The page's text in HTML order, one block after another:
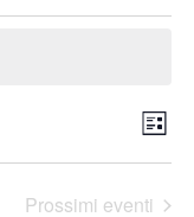
Lista
Prossimi eventi